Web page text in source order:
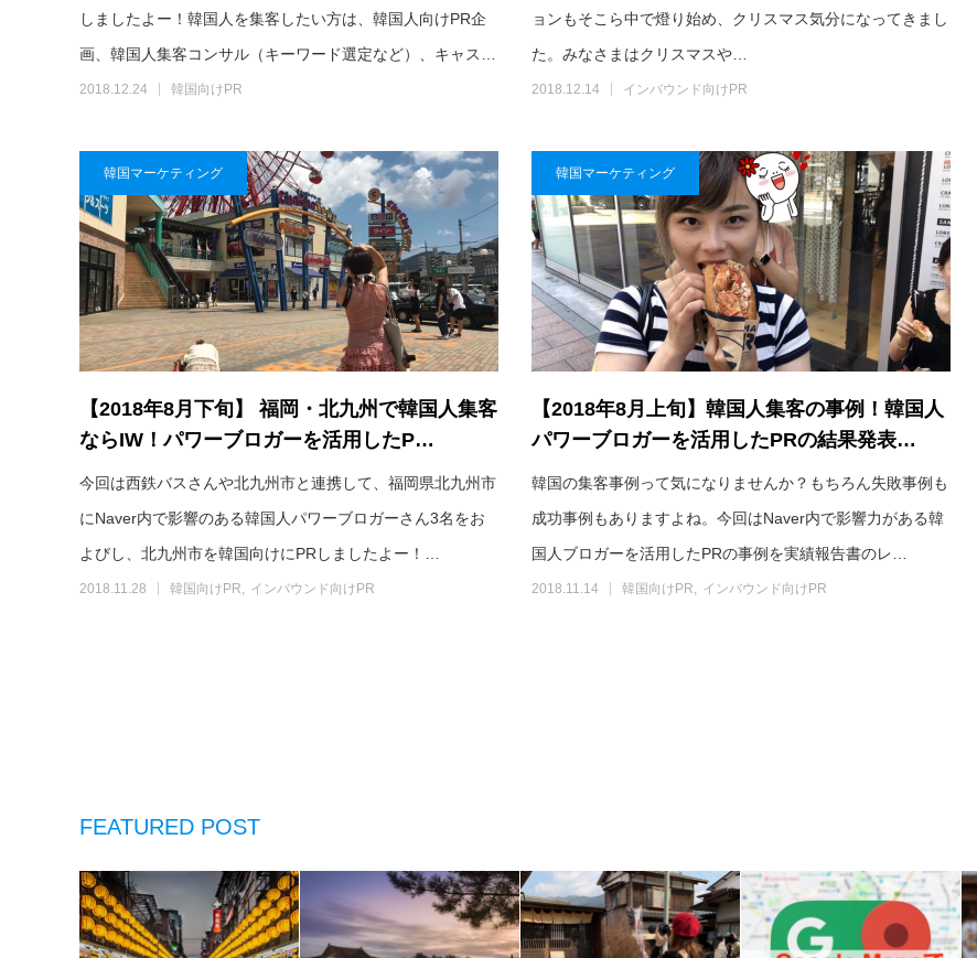
しましたよー！韓国人を集客したい方は、韓国人向けPR企
画、韓国人集客コンサル（キーワード選定など）、キャス…
2018.12.24 韓国向けPR
ョンもそこら中で燈り始め、クリスマス気分になってきまし
た。みなさまはクリスマスや…
2018.12.14 インバウンド向けPR
韓国マーケティング
【2018年8月下旬】 福岡・北九州で韓国人集客
ならIW！パワーブロガーを活用したP…
今回は西鉄バスさんや北九州市と連携して、福岡県北九州市
にNaver内で影響のある韓国人パワーブロガーさん3名をお
よびし、北九州市を韓国向けにPRしましたよー！…
2018.11.28 韓国向けPR インバウンド向けPR
韓国マーケティング
【2018年8月上旬】韓国人集客の事例！韓国人
パワーブロガーを活用したPRの結果発表…
韓国の集客事例って気になりませんか？もちろん失敗事例も
成功事例もありますよね。今回はNaver内で影響力がある韓
国人ブロガーを活用したPRの事例を実績報告書のレ…
2018.11.14 韓国向けPR インバウンド向けPR
FEATURED POST